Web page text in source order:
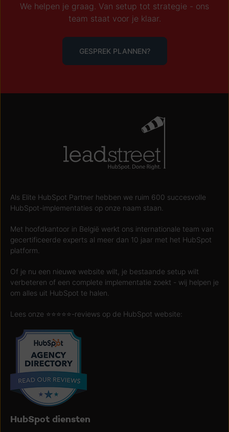
We helpen je graag. Van setup tot strategie - ons
team staat voor je klaar.
GESPREK PLANNEN?
Als Elite HubSpot Partner hebben we ruim 600 succesvolle
HubSpot-implementaties op onze naam staan.
Met hoofdkantoor in België werkt ons internationale team van
gecertificeerde experts al meer dan 10 jaar met het HubSpot
platform.
Of je nu een nieuwe website wilt, je bestaande setup wilt
verbeteren of een complete implementatie zoekt - wij helpen je
om alles uit HubSpot te halen.
Lees onze ⭐️⭐️⭐️⭐️⭐️-reviews op de HubSpot website:
HubSpot diensten